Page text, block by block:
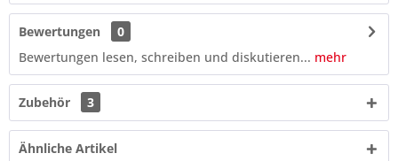
Bewertungen
0
Bewertungen lesen, schreiben und diskutieren... mehr
Zubehör 3
Ähnliche Artikel